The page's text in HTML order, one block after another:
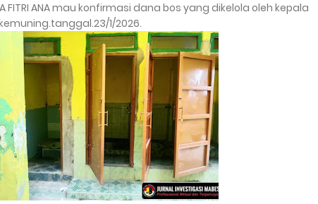
FITRI ANA mau konfirmasi dana bos yang dikelola oleh kepala
1/2026.